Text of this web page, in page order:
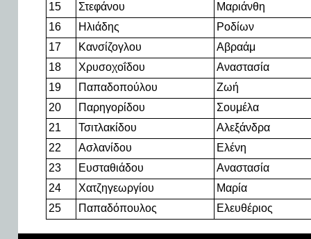
15
Στεφάνου
Μαριάνθη
16
Ηλιάδης
Ροδίων
17
Κανσίζογλου
Αβραάμ
18
Χρυσοχοΐδου
Αναστασία
19
Παπαδοπούλου
Ζωή
20
Παρηγορίδου
Σουμέλα
21
Τσιτλακίδου
Αλεξάνδρα
22
Ασλανίδου
Ελένη
23
Ευσταθιάδου
Αναστασία
24
Χατζηγεωργίου
Μαρία
25
Παπαδόπουλος Ελευθέριος